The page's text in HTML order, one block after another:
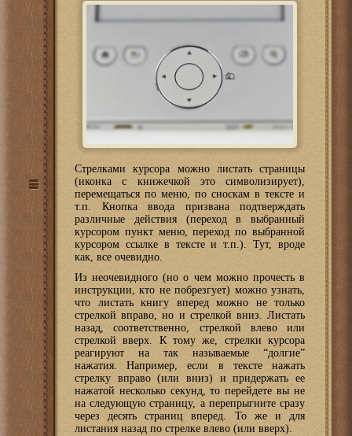
Стрелками курсора можно листать страницы
(иконка с книжечкой это символизирует),
перемещаться по меню, по сноскам в тексте и
т.п. Кнопка ввода призвана подтверждать
различные действия (переход в выбранный
курсором пункт меню, переход по выбранной
курсором ссылке в тексте и т.п.). Тут, вроде
как, все очевидно.
Из неочевидного (но о чем можно прочесть в
инструкции, кто не побрезгует) можно узнать,
что листать книгу вперед можно не только
стрелкой вправо, но и стрелкой вниз. Листать
назад, соответственно, стрелкой влево или
стрелкой вверх. К тому же, стрелки курсора
реагируют на так называемые “долгие”
нажатия. Например, если в тексте нажать
стрелку вправо (или вниз) и придержать ее
нажатой несколько секунд, то перейдете вы не
на следующую страницу, а перепрыгните сразу
через десять страниц вперед. То же и для
листания назад по стрелке влево (или вверх).